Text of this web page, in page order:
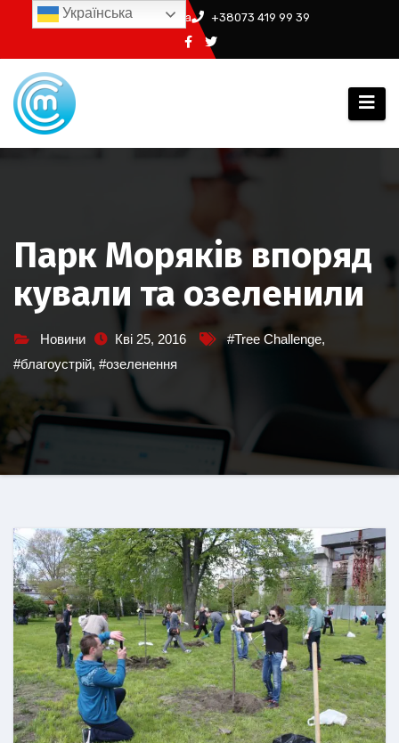
Перейти
вмісту
info@ssm.in.ua +38073 419 99 39
Парк Моряків впоряд
кували та озеленили
Новини Кві 25, 2016 #Tree Challenge,
#благоустрій, #озеленення
Українська